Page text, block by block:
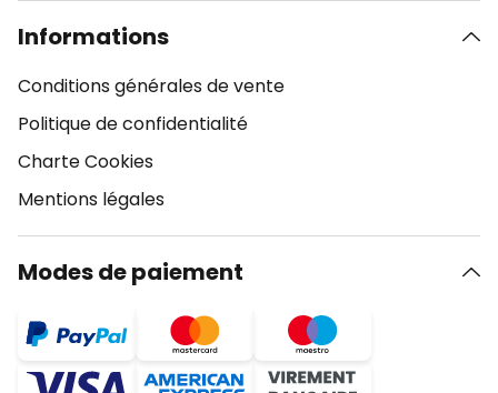
Informations
Conditions générales de vente
Politique de confidentialité
Charte Cookies
Mentions légales
Modes de paiement